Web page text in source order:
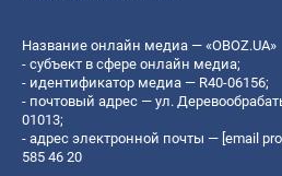
Название онлайн медиа — «OBOZ.UA»
- субъект в сфере онлайн медиа;
- идентификатор медиа — R40-06156;
- почтовый адрес — ул.
01013;
- адрес электронной почты — [email
585 46 20